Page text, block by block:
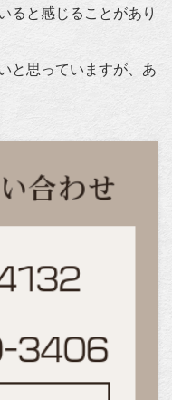
ると感じることがあり
と思っていますが、あ